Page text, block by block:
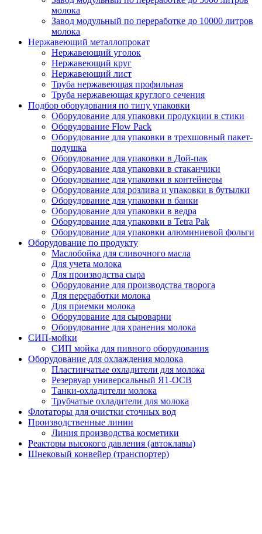
молока
Завод модульный по переработке до 10000 литров
молока
Нержавеющий металлопрокат
Нержавеющий уголок
Нержавеющий круг
Нержавеющий лист
Труба нержавеющая профильная
Труба нержавеющая круглого сечения
Подбор оборудования по типу упаковки
Оборудование для упаковки продукции в стики
Оборудование Flow Pack
Оборудование для упаковки в трехшовный пакет-
подушка
Оборудование для упаковки в Дой-пак
Оборудование для упаковки в стаканчики
Оборудование для упаковки в контейнеры
Оборудование для розлива и упаковки в бутылки
Оборудование для упаковки в банки
Оборудование для упаковки в ведра
Оборудование для упаковки в Tetra Pak
Оборудование для упаковки алюминиевой фольги
Оборудование по продукту
Маслобойка для сливочного масла
Для учета молока
Для производства сыра
Оборудование для производства творога
Для переработки молока
Для приемки молока
Оборудование для сыроварни
Оборудование для хранения молока
СИП-мойки
СИП мойка для пивного оборудования
Оборудование для охлаждения молока
Пластинчатые охладители для молока
Резервуар универсальный Я1-ОСВ
Танки-охладители молока
Трубчатые охладители для молока
Флотаторы для очистки сточных вод
Производственные линии
Линия производства косметики
Реакторы высокого давления (автоклавы)
Шнековый конвейер (транспортер)